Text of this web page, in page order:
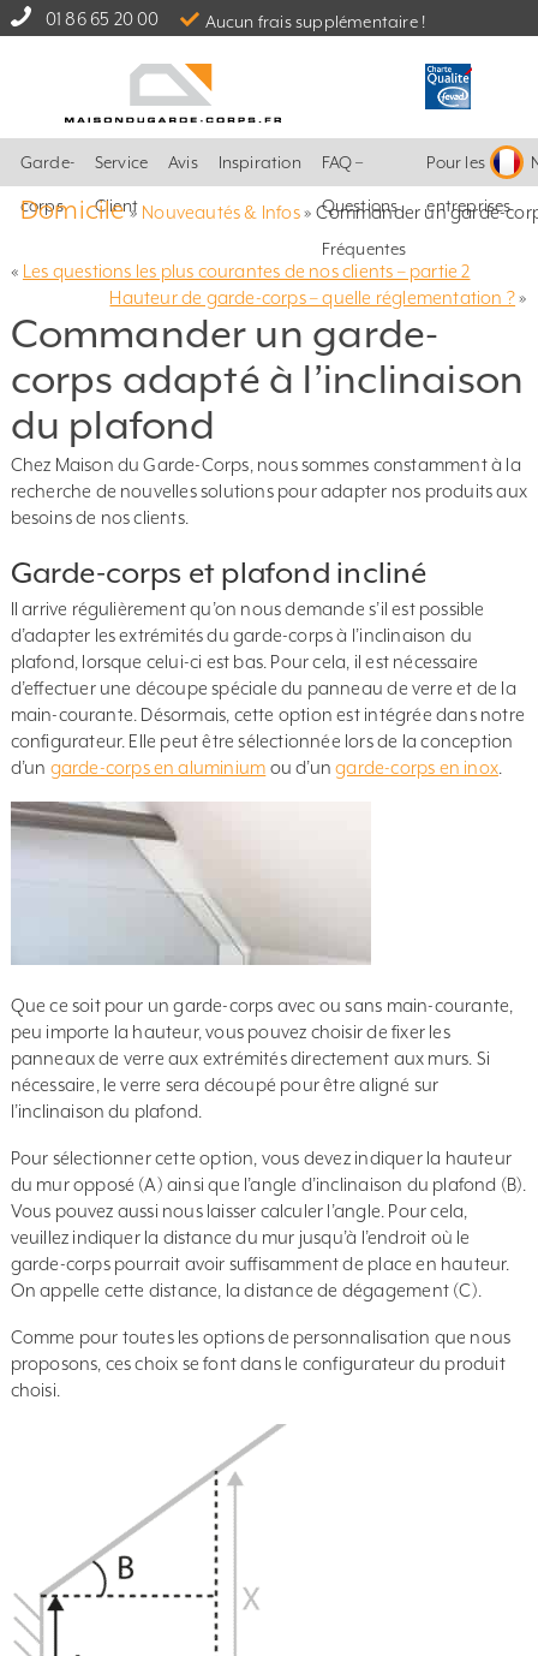
01 86 65 20 00 Aucun frais supplémentaire !
Garde-
corps
Service
Client
Avis Inspiration FAQ –
Questions
Fréquentes
Pour les
entreprises
Domicile» Nouveautés & Infos»Commander un garde-
« Les questions les plus courantes de nos clients – partie 2
Hauteur de garde-corps – quelle réglementation ?»
Commander un garde-
corps adapté à l’inclinaison
du plafond
Chez Maison du Garde-Corps, nous sommes constamment à la
recherche de nouvelles solutions pour adapter nos produits aux
besoins de nos clients.
Garde-corps et plafond incliné
Il arrive régulièrement qu’on nous demande s’il est possible
d’adapter les extrémités du garde-corps à l’inclinaison du
plafond, lorsque celui-ci est bas. Pour cela, il est nécessaire
d’effectuer une découpe spéciale du panneau de verre et de la
main-courante. Désormais, cette option est intégrée dans notre
configurateur. Elle peut être sélectionnée lors de la conception
d’un garde-corps en aluminium ou d’ungarde-corps en inox.
Que ce soit pour un garde-corps avec ou sans main-courante,
peu importe la hauteur, vous pouvez choisir de fixer les
panneaux de verre aux extrémités directement aux murs. Si
nécessaire, le verre sera découpé pour être aligné sur
l’inclinaison du plafond.
Pour sélectionner cette option, vous devez indiquer la hauteur
du mur opposé (A) ainsi que l’angle d’inclinaison du plafond (B).
Vous pouvez aussi nous laisser calculer l’angle. Pour cela,
veuillez indiquer la distance du mur jusqu’à l’endroit où le
garde-corps pourrait avoir suffisamment de place en hauteur.
On appelle cette distance, la distance de dégagement (C).
Comme pour toutes les options de personnalisation que nous
proposons, ces choix se font dans le configurateur du produit
choisi.